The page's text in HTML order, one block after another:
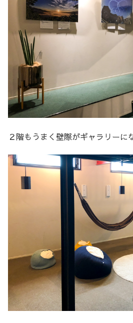
２階もうまく壁際がギャラリーに